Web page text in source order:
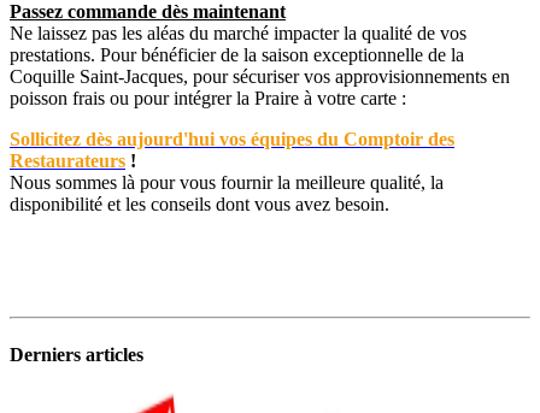
Passez commande dès maintenant
Ne laissez pas les aléas du marché impacter la qualité de vos
prestations. Pour bénéficier de la saison exceptionnelle de la
Coquille Saint-Jacques, pour sécuriser vos approvisionnements en
poisson frais ou pour intégrer la Praire à votre carte :
Sollicitez dès aujourd'hui vos équipes du Comptoir des
Restaurateurs !
Nous sommes là pour vous fournir la meilleure qualité, la
disponibilité et les conseils dont vous avez besoin.
Derniers articles